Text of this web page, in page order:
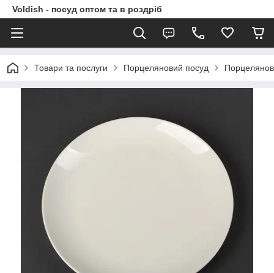
Voldish - посуд оптом та в роздріб
Товари та послуги Порцеляновий посуд